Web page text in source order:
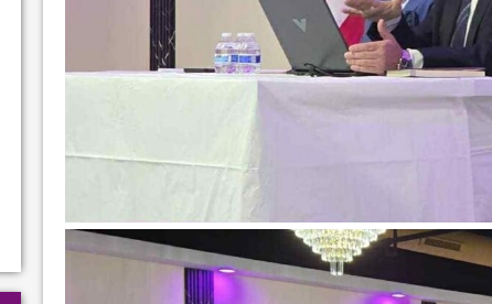
نتائج الاستفتاء.. بين اعلان الموالاة والمعارضة...